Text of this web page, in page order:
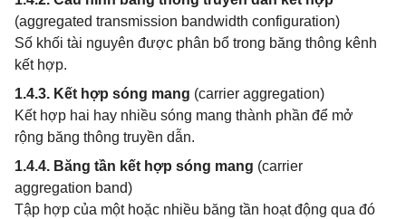
(aggregated transmission bandwidth configuration)
Số khối tài nguyên được phân bổ trong băng thông kênh
kết hợp.
1.4.3. Kết hợp sóng mang (carrier aggregation)
Kết hợp hai hay nhiều sóng mang thành phần để mở
rộng băng thông truyền dẫn.
1.4.4. Băng tần kết hợp sóng mang (carrier
aggregation band)
Tập hợp của một hoặc nhiều băng tần hoạt động qua đó